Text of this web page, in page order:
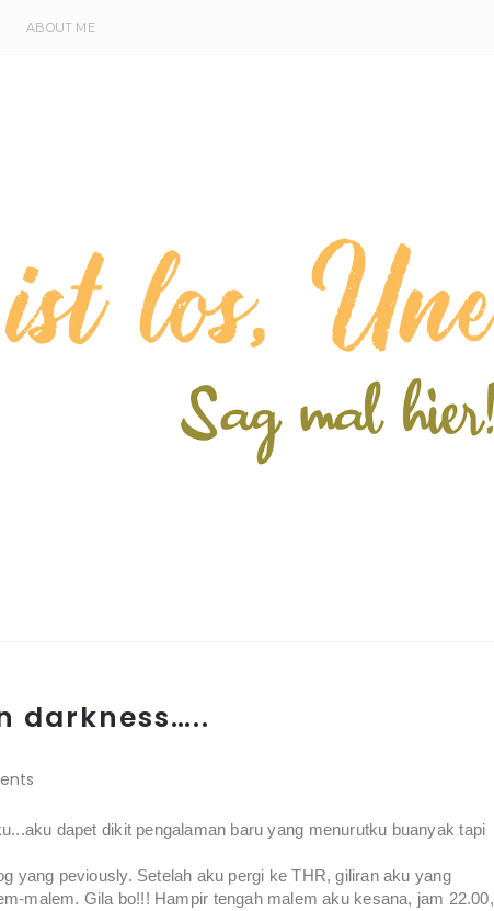
ABOUT ME
darkness…..
dapet dikit pengalaman baru yang menurutku buanyak tapi
yang peviously. Setelah aku pergi ke THR, giliran aku yang
malem. Gila bo!!! Hampir tengah malem aku kesana, jam 22.00,